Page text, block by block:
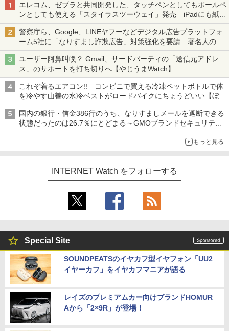
エレコム、ゼブラと共同開発した、タッチペンとしてもボールペ
ンとしても使える「スタイラスツーウェイ」発売 iPadにも紙に
も、持ち替えずに書き込める
警察庁ら、Google、LINEヤフーなどデジタル広告プラットフォ
ーム5社に「なりすまし詐欺広告」対策強化を要請 著名人の写
真や映像を使った投資詐欺などへの対策として
ユーザー阿鼻叫喚？ Gmail、サードパーティの「送信元アドレ
ス」のサポートを打ち切りへ【やじうまWatch】
これぞ着るエアコン!! コンビニで買える冷凍ペットボトルで体
を冷やす山善の水冷ベストがロードバイクにちょうどいい【ぼっ
ち・ざ・ろーど！その14】【空いた時間でなにしてる？】
国内の銀行・信金386行のうち、なりすましメールを遮断できる
状態だったのは26.7％にとどまる～GMOブランドセキュリティ
もっと見る
INTERNET Watch をフォローする
Special Site
SOUNDPEATSのイヤカフ型イヤフォン「UU2
イヤーカフ」をイヤカフマニアが語る
レイズのプレミアムカー向けブランドHOMUR
Aから「2×9R」が登場！